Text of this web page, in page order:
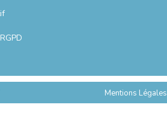
Mentions Légales